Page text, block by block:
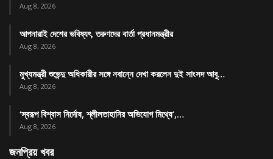
Aug 8, 2026
আপনারাই দেশের ভবিষ্যৎ, তরুণদের বার্তা প্রধানমন্ত্রীর
Aug 8, 2026
মুখ্যমন্ত্রী শুভেন্দু অধিকারীর সঙ্গে নবান্নে দেখা করলেন দুই সাংসদ আবু…
Aug 8, 2026
‘স্বরূপ বিশ্বাস নির্দোষ, শ্লীলতাহানির অভিযোগ মিথ্যে’,…
Aug 8, 2026
জনপ্রিয় খবর